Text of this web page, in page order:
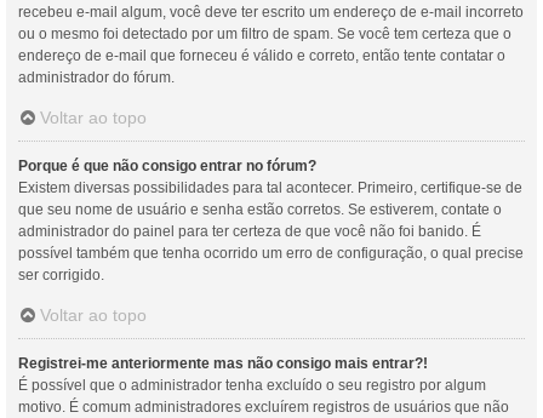
recebeu e-mail algum, você deve ter escrito um endereço de e-mail incorreto
ou o mesmo foi detectado por um filtro de spam. Se você tem certeza que o
endereço de e-mail que forneceu é válido e correto, então tente contatar o
administrador do fórum.
Voltar ao topo
Porque é que não consigo entrar no fórum?
Existem diversas possibilidades para tal acontecer. Primeiro, certifique-se de
que seu nome de usuário e senha estão corretos. Se estiverem, contate o
administrador do painel para ter certeza de que você não foi banido. É
possível também que tenha ocorrido um erro de configuração, o qual precise
ser corrigido.
Voltar ao topo
Registrei-me anteriormente mas não consigo mais entrar?!
É possível que o administrador tenha excluído o seu registro por algum
motivo. É comum administradores excluírem registros de usuários que não